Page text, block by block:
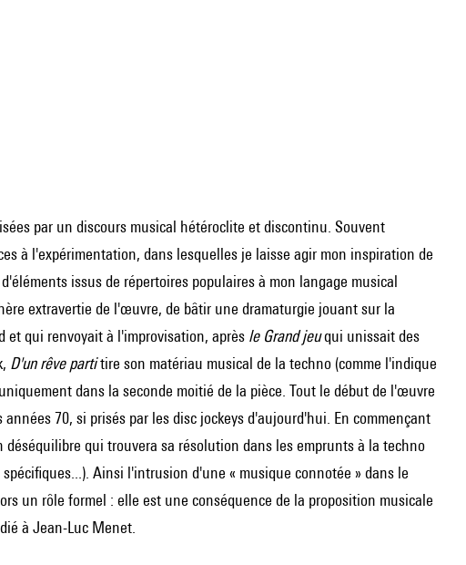
par un discours musical hétéroclite et discontinu. Souvent
à l'expérimentation, dans lesquelles je laisse agir mon inspiration de
issus de répertoires populaires à mon langage musical
extravertie de l'œuvre, de bâtir une dramaturgie jouant sur la
qui renvoyait à l'improvisation, après le Grand jeuqui unissait des
D'un rêve partitire son matériau musical de la techno (comme l'indique
dans la seconde moitié de la pièce. Tout le début de l'œuvre
70, si prisés par les disc jockeys d'aujourd'hui. En commençant
qui trouvera sa résolution dans les emprunts à la techno
Ainsi l'intrusion d'une « musique connotée » dans le
un rôle formel : elle est une conséquence de la proposition musicale
à Jean-Luc Menet.